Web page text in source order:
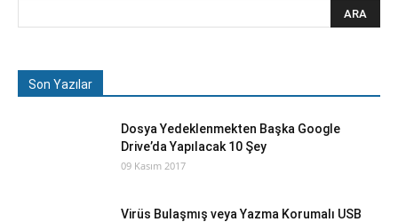
Son Yazılar
Dosya Yedeklenmekten Başka Google
Drive’da Yapılacak 10 Şey
09 Kasım 2017
Virüs Bulaşmış veya Yazma Korumalı USB